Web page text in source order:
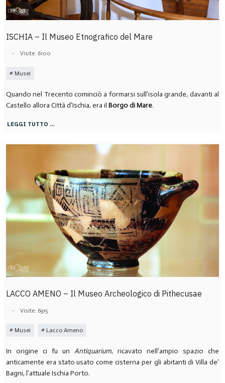
ISCHIA – Il Museo Etnografico del Mare
Visite: 6100
Musei
Quando nel Trecento cominciò a formarsi sull’isola grande, davanti al
Castello allora Città d’Ischia, era il Borgo di Mare.
LEGGI TUTTO …
LACCO AMENO – Il Museo Archeologico di Pithecusae
Visite: 6915
Musei Lacco Ameno
In origine ci fu unAntiquarium, ricavato nell’ampio spazio che
anticamente era stato usato come cisterna per gli abitanti di Villa de’
Bagni, l’attuale Ischia Porto.